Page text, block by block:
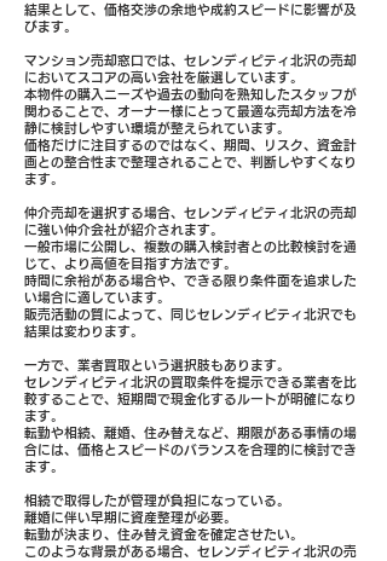
結果として、価格交渉の余地や成約スピードに影響が及
びます。
マンション売却窓口では、セレンディピティ北沢の売却
においてスコアの高い会社を厳選しています。
本物件の購入ニーズや過去の動向を熟知したスタッフが
関わることで、オーナー様にとって最適な売却方法を冷
静に検討しやすい環境が整えられています。
価格だけに注目するのではなく、期間、リスク、資金計
画との整合性まで整理されることで、判断しやすくなり
ます。
仲介売却を選択する場合、セレンディピティ北沢の売却
に強い仲介会社が紹介されます。
一般市場に公開し、複数の購入検討者との比較検討を通
じて、より高値を目指す方法です。
時間に余裕がある場合や、できる限り条件面を追求した
い場合に適しています。
販売活動の質によって、同じセレンディピティ北沢でも
結果は変わります。
一方で、業者買取という選択肢もあります。
セレンディピティ北沢の買取条件を提示できる業者を比
較することで、短期間で現金化するルートが明確になり
ます。
転勤や相続、離婚、住み替えなど、期限がある事情の場
合には、価格とスピードのバランスを合理的に検討でき
ます。
相続で取得したが管理が負担になっている。
離婚に伴い早期に資産整理が必要。
転勤が決まり、住み替え資金を確定させたい。
このような背景がある場合、セレンディピティ北沢の売